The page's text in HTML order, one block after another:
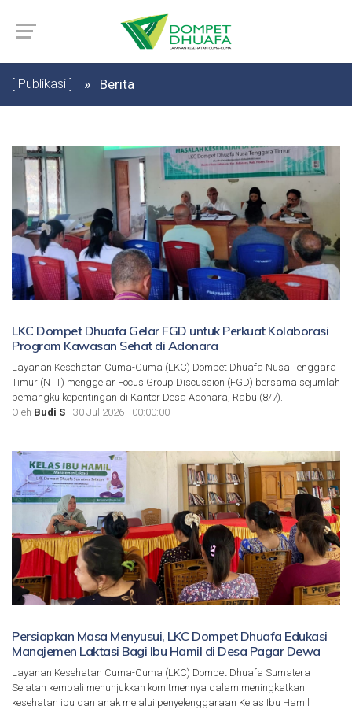
[ Publikasi ] Berita
LKC Dompet Dhuafa Gelar FGD untuk Perkuat Kolaborasi
Program Kawasan Sehat di Adonara
Layanan Kesehatan Cuma-Cuma (LKC) Dompet Dhuafa Nusa Tenggara
Timur (NTT) menggelar Focus Group Discussion (FGD) bersama sejumlah
pemangku kepentingan di Kantor Desa Adonara, Rabu (8/7).
Oleh Budi S - 30 Jul 2026 - 00:00:00
Persiapkan Masa Menyusui, LKC Dompet Dhuafa Edukasi
Manajemen Laktasi Bagi Ibu Hamil di Desa Pagar Dewa
Layanan Kesehatan Cuma-Cuma (LKC) Dompet Dhuafa Sumatera
Selatan kembali menunjukkan komitmennya dalam meningkatkan
kesehatan ibu dan anak melalui penyelenggaraan Kelas Ibu Hamil